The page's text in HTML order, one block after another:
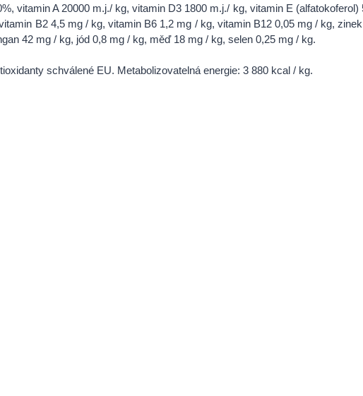
vitamin A 20000 m.j./ kg, vitamin D3 1800 m.j./ kg, vitamin E
B2 4,5 mg / kg, vitamin B6 1,2 mg / kg, vitamin B12 0,05 mg / kg,
42 mg / kg, jód 0,8 mg / kg, měď 18 mg / kg, selen 0,25 mg / kg.
schválené EU. Metabolizovatelná energie: 3 880 kcal / kg.